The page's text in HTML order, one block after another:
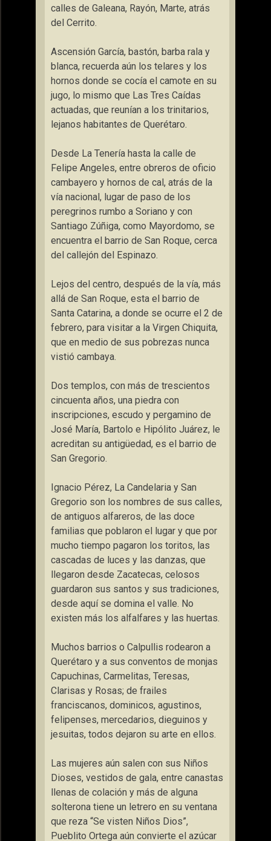
calles de Galeana, Rayón, Marte, atrás
del Cerrito.
Ascensión García, bastón, barba rala y
blanca, recuerda aún los telares y los
hornos donde se cocía el camote en su
jugo, lo mismo que Las Tres Caídas
actuadas, que reunían a los trinitarios,
lejanos habitantes de Querétaro.
Desde La Tenería hasta la calle de
Felipe Angeles, entre obreros de oficio
cambayero y hornos de cal, atrás de la
vía nacional, lugar de paso de los
peregrinos rumbo a Soriano y con
Santiago Zúñiga, como Mayordomo, se
encuentra el barrio de San Roque, cerca
del callejón del Espinazo.
Lejos del centro, después de la vía, más
allá de San Roque, esta el barrio de
Santa Catarina, a donde se ocurre el 2 de
febrero, para visitar a la Virgen Chiquita,
que en medio de sus pobrezas nunca
vistió cambaya.
Dos templos, con más de trescientos
cincuenta años, una piedra con
inscripciones, escudo y pergamino de
José María, Bartolo e Hipólito Juárez, le
acreditan su antigüedad, es el barrio de
San Gregorio.
Ignacio Pérez, La Candelaria y San
Gregorio son los nombres de sus calles,
de antiguos alfareros, de las doce
familias que poblaron el lugar y que por
mucho tiempo pagaron los toritos, las
cascadas de luces y las danzas, que
llegaron desde Zacatecas, celosos
guardaron sus santos y sus tradiciones,
desde aquí se domina el valle. No
existen más los alfalfares y las huertas.
Muchos barrios o Calpullis rodearon a
Querétaro y a sus conventos de monjas
Capuchinas, Carmelitas, Teresas,
Clarisas y Rosas; de frailes
franciscanos, dominicos, agustinos,
felipenses, mercedarios, dieguinos y
jesuitas, todos dejaron su arte en ellos.
Las mujeres aún salen con sus Niños
Dioses, vestidos de gala, entre canastas
llenas de colación y más de alguna
solterona tiene un letrero en su ventana
que reza “Se visten Niños Dios”,
Pueblito Ortega aún convierte el azúcar